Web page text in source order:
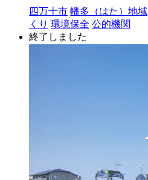
四万十市 幡多（はた）地域
くり 環境保全 公的機関
終了しました